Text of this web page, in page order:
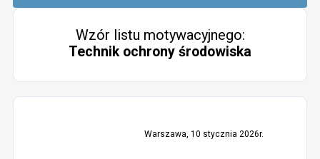
Wzór listu motywacyjnego:
Technik ochrony środowiska
Warszawa, 10 stycznia 2026r.